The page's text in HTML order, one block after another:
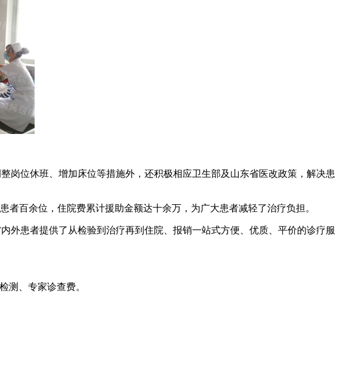
位休班、增加床位等措施外，还积极相应卫生部及山东省医改政策，解决患
百余位，住院费累计援助金额达十余万，为广大患者减轻了治疗负担。
患者提供了从检验到治疗再到住院、报销一站式方便、优质、平价的诊疗服
、专家诊查费。